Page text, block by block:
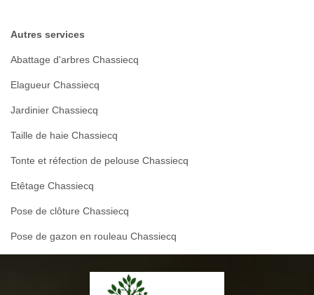
Autres services
Abattage d'arbres Chassiecq
Elagueur Chassiecq
Jardinier Chassiecq
Taille de haie Chassiecq
Tonte et réfection de pelouse Chassiecq
Etêtage Chassiecq
Pose de clôture Chassiecq
Pose de gazon en rouleau Chassiecq